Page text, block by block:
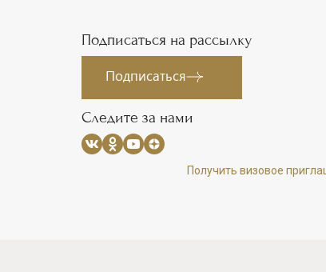
Подписаться на рассылку
Подписаться
Следите за нами
Получить визовое